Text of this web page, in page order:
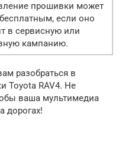
прошивки может
если оно
в сервисную или
кампанию.
разобраться в
Toyota RAV4. Не
ваша мультимедиа
дорогах!